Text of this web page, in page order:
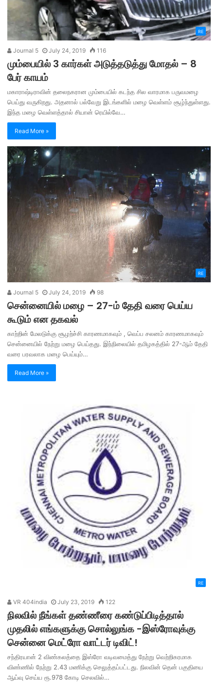
RE
Journal 5 July 24, 2019 116
மும்பையில் 3 கார்கள் அடுத்தடுத்து மோதல் – 8
பேர் காயம்
மகாராஷ்டிராவின் தலைநகரான மும்பையில் கடந்த சில வாரமாக பருவமழை
பெய்து வருகிறது. அதனால் பல்வேறு இடங்களில் மழை வெள்ளம் சூழ்ந்துள்ளது.
இந்த மழை வெள்ளத்தால் சியான் ரெயில்வே…
Read More »
RE
Journal 5 July 24, 2019 98
சென்னையில் மழை – 27-ம் தேதி வரை பெய்ய
கூடும் என தகவல்
காற்றின் மேலடுக்கு சூழற்ச்சி காரணமாகவும் , வெப்ப சலனம் காரணமாகவும்
சென்னையில் நேற்று மழை பெய்தது. இந்நிலையில் தமிழகத்தில் 27-ஆம் தேதி
வரை பரவலாக மழை பெய்யும்…
Read More »
RE
VR 404india July 23, 2019 122
நிலவில் நீங்கள் தண்ணீரை கண்டுப்பிடித்தால்
முதலில் எங்களுக்கு சொல்லுங்க -இஸ்ரோவுக்கு
சென்னை மெட்ரோ வாட்டர் டிவிட்!
சந்திரயான் 2 விண்கலத்தை இஸ்ரோ வடிவமைத்து நேற்று வெற்றிகரமாக
விண்ணில் நேற்று 2.43 மணிக்கு செலுத்தப்பட்டது. நிலவின் தென் பகுதியை
ஆய்வு செய்ய ரூ.978 கோடி செலவில்…